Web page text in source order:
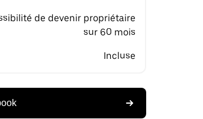
de devenir propriétaire
sur 60 mois
Incluse